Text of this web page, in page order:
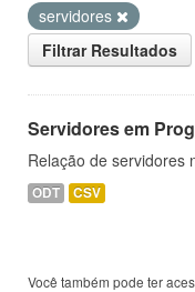
servidores
Filtrar Resultados
Servidores em
Relação de servidores
ODT CSV
Você também pode ter